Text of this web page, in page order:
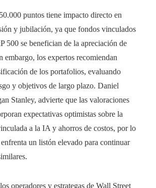
puntos tiene impacto directo en
y jubilación, ya que fondos vinculados
500 se benefician de la apreciación de
embargo, los expertos recomiendan
de los portafolios, evaluando
y objetivos de largo plazo. Daniel
Stanley, advierte que las valoraciones
expectativas optimistas sobre la
a la IA y ahorros de costos, por lo
un listón elevado para continuar
operadores y estrategas de Wall Street